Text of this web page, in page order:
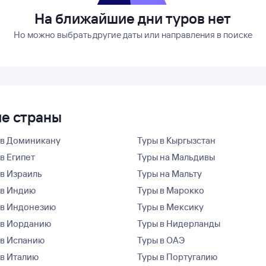
На ближайшие дни туров нет
Но можно выбрать другие даты или направления в поиске
страны
Доминикану
Египет
Израиль
Индию
Индонезию
Иорданию
Испанию
Италию
Туры в Кыргызстан
Туры на Мальдивы
Туры на Мальту
Туры в Марокко
Туры в Мексику
Туры в Нидерланды
Туры в ОАЭ
Туры в Португалию